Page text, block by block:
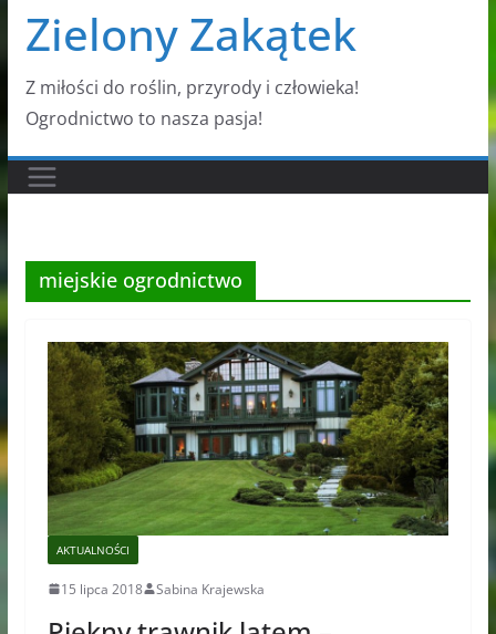
Zielony Zakątek
Z miłości do roślin, przyrody i człowieka!
Ogrodnictwo to nasza pasja!
miejskie ogrodnictwo
AKTUALNOŚCI
15 lipca 2018 Sabina Krajewska